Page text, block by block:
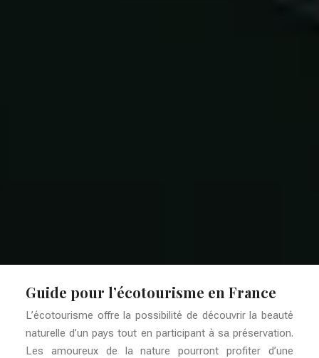
Guide pour l’écotourisme en France
L’écotourisme offre la possibilité de découvrir la beauté
naturelle d’un pays tout en participant à sa préservation.
Les amoureux de la nature pourront profiter d’une